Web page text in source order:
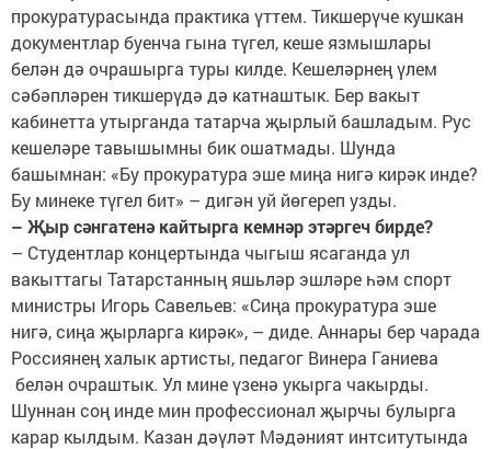
прокуратурасында практика үттем. Тикшерүче кушкан
документлар буенча гына түгел, кеше язмышлары
белән дә очрашырга туры килде. Кешеләрнең үлем
сәбәпләрен тикшерүдә дә катнаштык. Бер вакыт
кабинетта утырганда татарча җырлый башладым. Рус
кешеләре тавышымны бик ошатмады. Шунда
башымнан: «Бу прокуратура эше миңа нигә кирәк инде?
Бу минеке түгел бит» – дигән уй йөгереп узды.
– Җыр сәнгатенә кайтырга кемнәр этәргеч бирде?
– Студентлар концертында чыгыш ясаганда ул
вакыттагы Татарстанның яшьләр эшләре һәм спорт
министры Игорь Савельев: «Сиңа прокуратура эше
нигә, сиңа җырларга кирәк», – диде. Аннары бер чарада
Россиянең халык артисты, педагог Винера Ганиева
белән очраштык. Ул мине үзенә укырга чакырды.
Шуннан соң инде мин профессионал җырчы булырга
карар кылдым. Казан дәүләт Мәдәният интситутында